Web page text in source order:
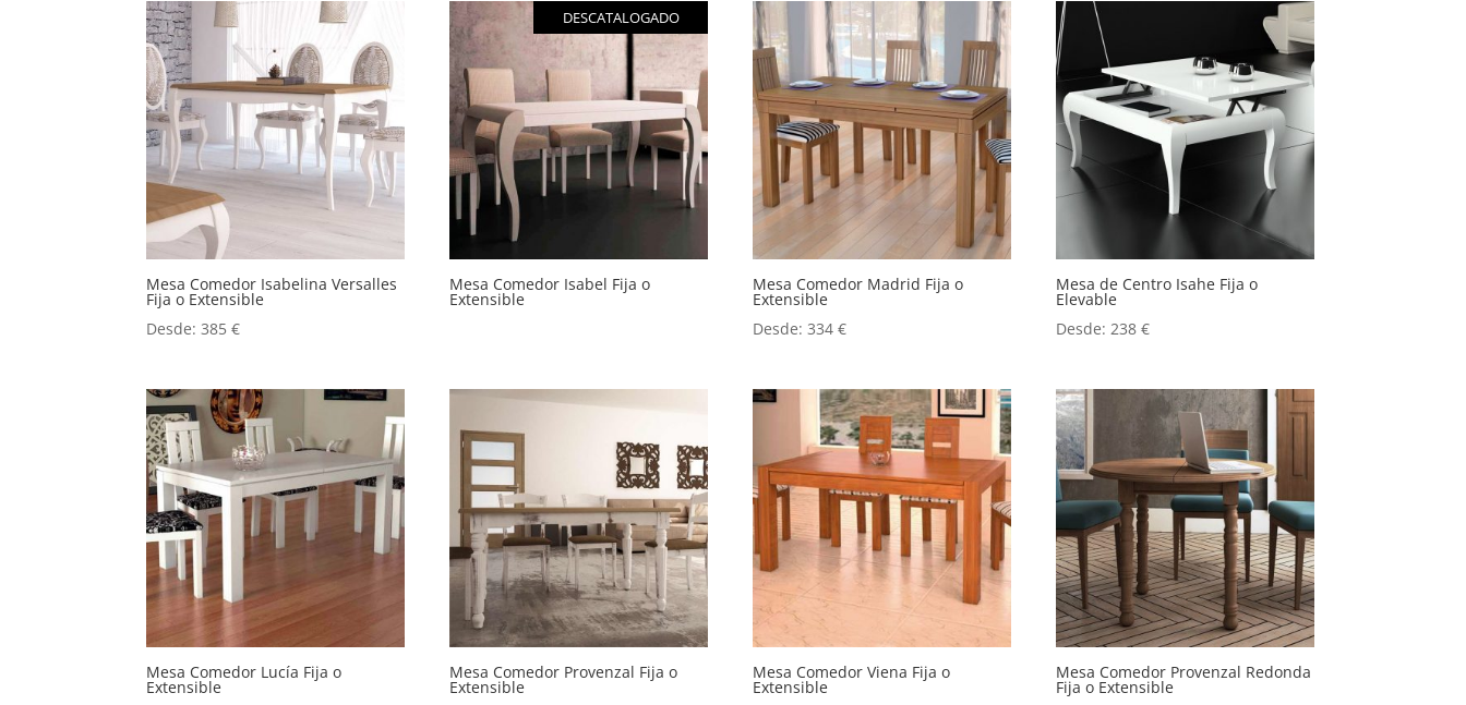
Mesa Comedor Isabelina Versalles
Fija o Extensible
Desde:385€
DESCATALOGADO
Mesa Comedor Isabel Fija o
Extensible
Mesa Comedor Madrid Fija o
Extensible
Desde:334€
Mesa de Centro Isahe Fija o
Elevable
Desde:238€
Mesa Comedor Lucía Fija o
Extensible
Mesa Comedor Provenzal Fija o
Extensible
Mesa Comedor Viena Fija o
Extensible
Mesa Comedor Provenzal Redonda
Fija o Extensible